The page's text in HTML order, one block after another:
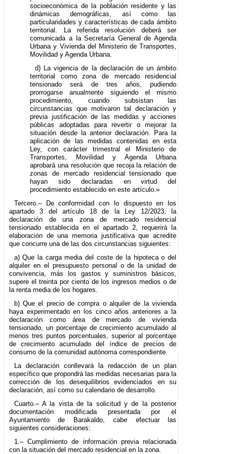
socioeconómica de la población residente y las
dinámicas demográficas, así como las
particularidades y características de cada ámbito
territorial. La referida resolución deberá ser
comunicada a la Secretaría General de Agenda
Urbana y Vivienda del Ministerio de Transportes,
Movilidad y Agenda Urbana.
d) La vigencia de la declaración de un ámbito
territorial como zona de mercado residencial
tensionado será de tres años, pudiendo
prorrogarse anualmente siguiendo el mismo
procedimiento, cuando subsistan las
circunstancias que motivaron tal declaración y
previa justificación de las medidas y acciones
públicas adoptadas para revertir o mejorar la
situación desde la anterior declaración. Para la
aplicación de las medidas contenidas en esta
Ley, con carácter trimestral el Ministerio de
Transportes, Movilidad y Agenda Urbana
aprobará una resolución que recoja la relación de
zonas de mercado residencial tensionado que
hayan sido declaradas en virtud del
procedimiento establecido en este artículo.»
Tercero.– De conformidad con lo dispuesto en los
apartado 3 del artículo 18 de la Ley 12/2023, la
declaración de una zona de mercado residencial
tensionado establecida en el apartado 2, requerirá la
elaboración de una memoria justificativa que acredite
que concurre una de las dos circunstancias siguientes:
a) Que la carga media del coste de la hipoteca o del
alquiler en el presupuesto personal o de la unidad de
convivencia, más los gastos y suministros básicos,
supere el treinta por ciento de los ingresos medios o de
la renta media de los hogares.
b) Que el precio de compra o alquiler de la vivienda
haya experimentado en los cinco años anteriores a la
declaración como área de mercado de vivienda
tensionado, un porcentaje de crecimiento acumulado al
menos tres puntos porcentuales, superior al porcentaje
de crecimiento acumulado del índice de precios de
consumo de la comunidad autónoma correspondiente.
La declaración conllevará la redacción de un plan
específico que propondrá las medidas necesarias para la
corrección de los desequilibrios evidenciados en su
declaración, así como su calendario de desarrollo.
Cuarto.– A la vista de la solicitud y de la posterior
documentación modificada presentada por el
Ayuntamiento de Barakaldo, cabe efectuar las
siguientes consideraciones:
1.– Cumplimiento de información previa relacionada
con la situación del mercado residencial en la zona.